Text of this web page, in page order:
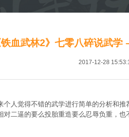
铁血武林2》七零八碎说武
2017-12-28
个人觉得不错的武学进行简单的分析和
二逼的要么投胎重造要么忍辱负重，也